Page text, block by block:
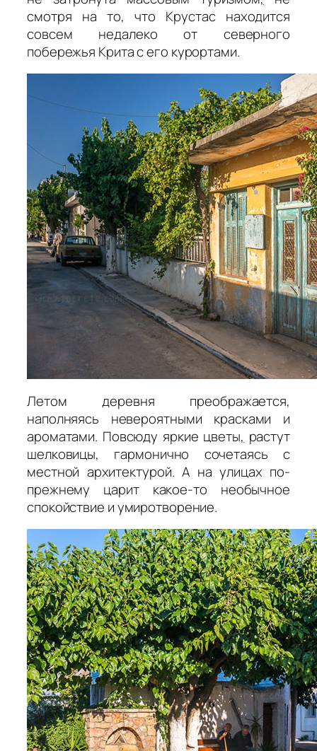
смотря на то, что Крустас находится
совсем недалеко от северного
побережья Крита с его курортами.
Летом деревня преображается,
наполняясь невероятными красками и
ароматами. Повсюду яркие цветы, растут
шелковицы, гармонично сочетаясь с
местной архитектурой. А на улицах по-
прежнему царит какое-то необычное
спокойствие и умиротворение.